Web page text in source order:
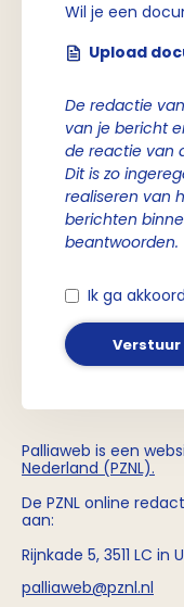
Wil je een
Upload
De redactie
van je bericht
de reactie van
Dit is zo
realiseren van
berichten
beantwoorden.
Ik ga
Verstuur
Palliaweb is een
Nederland (PZNL).
De PZNL online
aan:
Rijnkade 5, 3511 LC
palliaweb@pznl.nl